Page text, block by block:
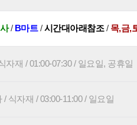
/ B마트/시간대아래참조/ 목,금,
재 / 01:00-07:30 / 일요일, 공휴일
식자재 / 03:00-11:00 / 일요일